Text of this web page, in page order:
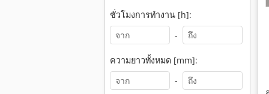
ชั่วโมงการทำงาน [h]:
-
ความยาวทั้งหมด [mm]:
-